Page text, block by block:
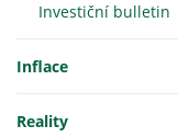
Investiční bulletin
Inflace
Reality